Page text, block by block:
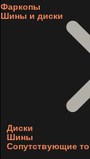
Фаркопы
Шины и диски
Диски
Шины
Сопутствующие